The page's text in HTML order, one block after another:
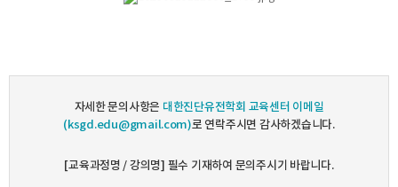
자세한 문의사항은 대한진단유전학회 교육센터 이메일
(ksgd.edu@gmail.com)로 연락주시면 감사하겠습니다.
[교육과정명 / 강의명] 필수 기재하여 문의주시기 바랍니다.